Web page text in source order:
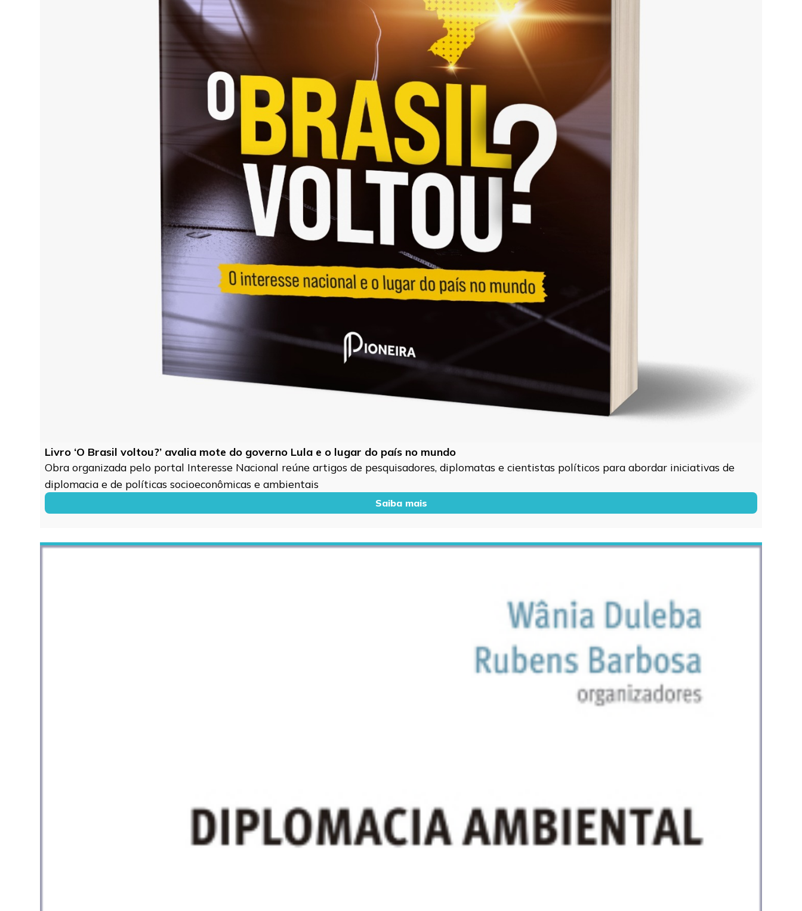
Livro ‘O Brasil voltou?’ avalia mote do governo Lula e o lugar do país no mundo
Obra organizada pelo portal Interesse Nacional reúne artigos de pesquisadores, diplomatas e cientistas políticos para abordar iniciativas de
diplomacia e de políticas socioeconômicas e ambientais
Saiba mais